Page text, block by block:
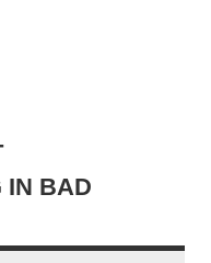
IN BAD